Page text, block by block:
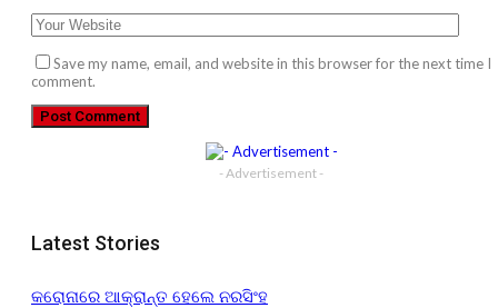
Save my name, email, and website in this browser for the next time I
comment.
- Advertisement -
Latest Stories
କରୋନାରେ ଆକ୍ରାନ୍ତ ହେଲେ ନରସିଂହ